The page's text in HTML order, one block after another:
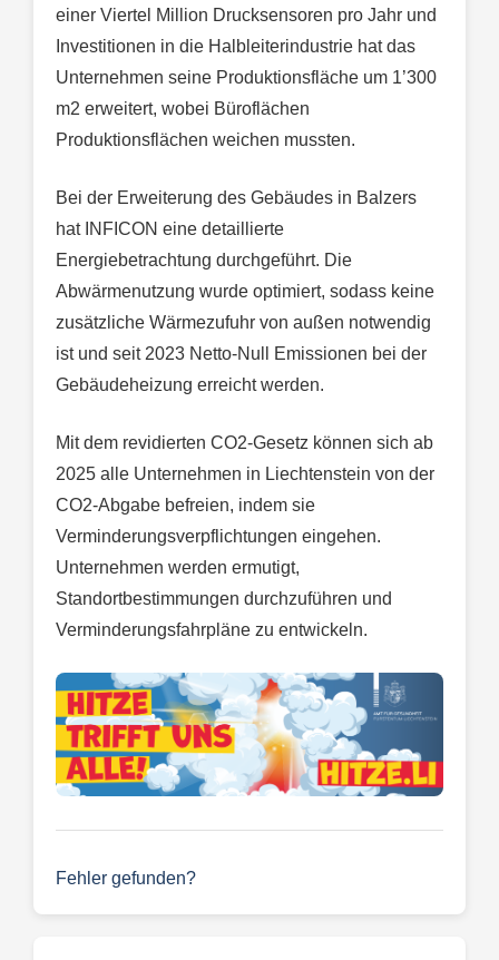
einer Viertel Million Drucksensoren pro Jahr und
Investitionen in die Halbleiterindustrie hat das
Unternehmen seine Produktionsfläche um 1’300
m2 erweitert, wobei Büroflächen
Produktionsflächen weichen mussten.
Bei der Erweiterung des Gebäudes in Balzers
hat INFICON eine detaillierte
Energiebetrachtung durchgeführt. Die
Abwärmenutzung wurde optimiert, sodass keine
zusätzliche Wärmezufuhr von außen notwendig
ist und seit 2023 Netto-Null Emissionen bei der
Gebäudeheizung erreicht werden.
Mit dem revidierten CO2-Gesetz können sich ab
2025 alle Unternehmen in Liechtenstein von der
CO2-Abgabe befreien, indem sie
Verminderungsverpflichtungen eingehen.
Unternehmen werden ermutigt,
Standortbestimmungen durchzuführen und
Verminderungsfahrpläne zu entwickeln.
Fehler gefunden?